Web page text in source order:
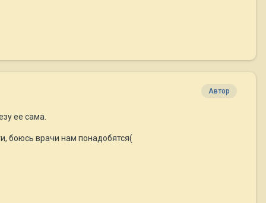
Автор
ее сама.
боюсь врачи нам понадобятся(